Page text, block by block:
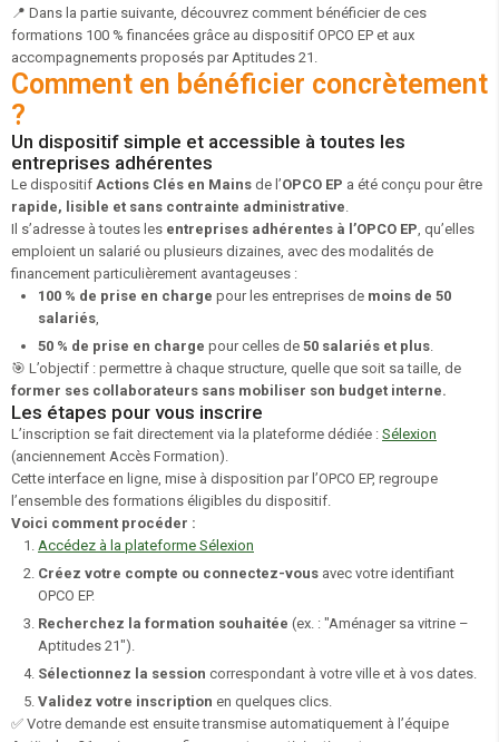
📍 Dans la partie suivante, découvrez comment bénéficier de ces
formations 100 % financées grâce au dispositif OPCO EP et aux
accompagnements proposés par Aptitudes 21.
Comment en bénéficier concrètement
?
Un dispositif simple et accessible à toutes les
entreprises adhérentes
Le dispositif Actions Clés en Mains de l’OPCO EP a été conçu pour être
rapide, lisible et sans contrainte administrative.
Il s’adresse à toutes les entreprises adhérentes à l’OPCO EP, qu’elles
emploient un salarié ou plusieurs dizaines, avec des modalités de
financement particulièrement avantageuses :
100 % de prise en charge pour les entreprises de moins de 50
salariés,
50 % de prise en charge pour celles de 50 salariés et plus.
🎯 L’objectif : permettre à chaque structure, quelle que soit sa taille, de
former ses collaborateurs sans mobiliser son budget interne.
Les étapes pour vous inscrire
L’inscription se fait directement via la plateforme dédiée : Sélexion
(anciennement Accès Formation).
Cette interface en ligne, mise à disposition par l’OPCO EP, regroupe
l’ensemble des formations éligibles du dispositif.
Voici comment procéder :
Accédez à la plateforme Sélexion
Créez votre compte ou connectez-vous avec votre identifiant
OPCO EP.
Recherchez la formation souhaitée (ex. : "Aménager sa vitrine –
Aptitudes 21").
Sélectionnez la session correspondant à votre ville et à vos dates.
Validez votre inscription en quelques clics.
✅ Votre demande est ensuite transmise automatiquement à l’équipe